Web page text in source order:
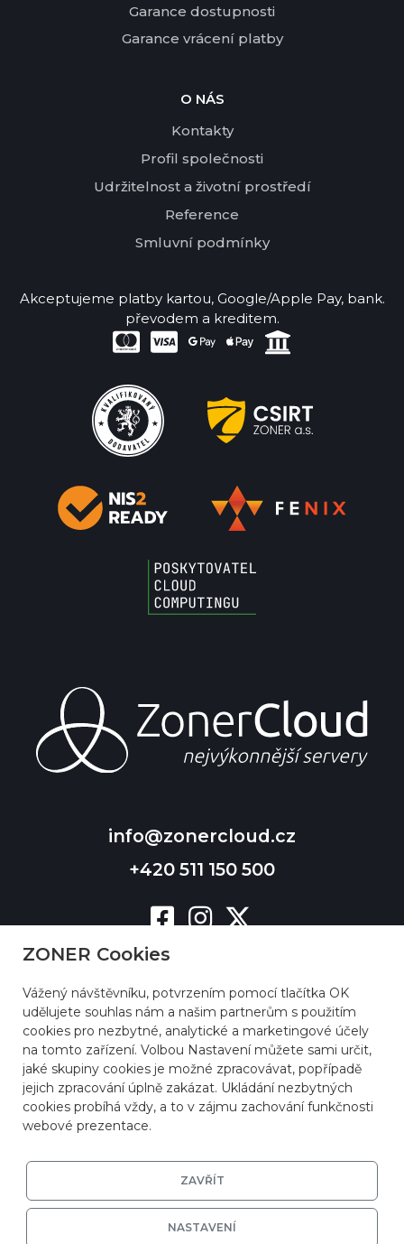
info@zonercloud.cz
+420 511 150 500
Garance dostupnosti
Garance vrácení platby
O NÁS
Kontakty
Profil společnosti
Udržitelnost a životní prostředí
Reference
Smluvní podmínky
Akceptujeme platby kartou, Google/Apple Pay, bank.
převodem a kreditem.
ZONER Cookies
Vážený návštěvníku, potvrzením pomocí tlačítka OK
udělujete souhlas nám a našim partnerům s použitím
cookies pro nezbytné, analytické a marketingové účely
na tomto zařízení. Volbou Nastavení můžete sami určit,
jaké skupiny cookies je možné zpracovávat, popřípadě
jejich zpracování úplně zakázat. Ukládání nezbytných
cookies probíhá vždy, a to v zájmu zachování funkčnosti
webové prezentace.
ZAVŘÍT
NASTAVENÍ